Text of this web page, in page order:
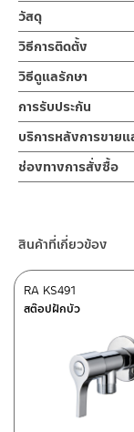
สต๊อปวาล์ว สต็อปว
เกรด 304 ด้าน ออก
ใส่กับข้อต่อขนาด 1/
ประกันไส้วาล์ว 10 ปี
สต็อปวาล์วสามทาง
ต้านการกัดกร่อนสูง
ควบคุมการจ่ายน้ำ ใ
ชำระเหมาะสำหรับ บ้
ทั้ง สายฉีดและ สุขภัณ
ต้องปิดวาล์วน้ำทั้งบ้า
วาล์ว 10 ปี
วัสดุ
สต๊อปวาล์ว
ผลิตจากแสตนเลส
วิธีการติดตั้ง
ข้อแนะนำในการติดตั้ง
ฝักบัว และ ชุดสายฉีด
สำหรับการติดตั้งใหม่
ตั้งสินค้า โดยปล่อยน้
พาเศษละอองต่างๆ อ
สินค้าและสร้างความ
จะไม่อยู่ในเงื่อนไขกา
วิธีดูแลรักษา
คำแนะนำในการดูแล
1. ไม่ทำสินค้าให้เกิด
ทำตก ไม่งัดหรือโยก
2. ทำความสะอาดสิน
3. ห้ามใช้สารเคมีที่มี
บนตัวสินค้า ซึ่งจะสร้
การรับประกัน
รับประกันไส้วาล์ว ไ
บริการหลังการขาย
ช่องทางออนไลน์
– Email:
ศูนย์บริการและอะไห
662/61-62 ถนน พร
ช่องทางการสั่งซื้อ
– Shopee
–Lazada
–ซื้อสินค้าชิ้นนี้บน
ติดต่อพนักงานขาย
โทร: 02-285-5795
สินค้าที่เกี่ยวข้อง
สต๊อปฝักบัว
RA KS491